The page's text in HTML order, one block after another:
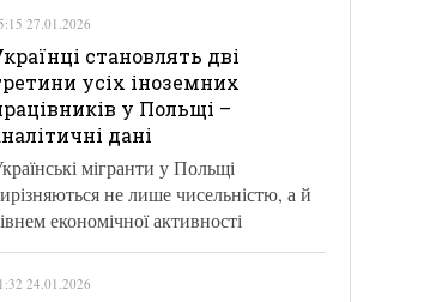
27.01.2026
становлять дві
усіх іноземних
у Польщі –
дані
мігранти у Польщі
не лише чисельністю, а й
економічної активності
24.01.2026